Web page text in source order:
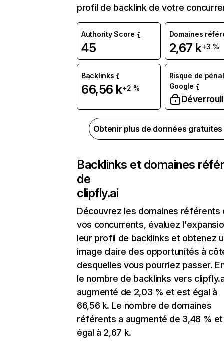
profil de backlink de votre
Authority Score
45
Domaines
2,67 k+3 %
Backlinks
66,56 k+2 %
Risque de
Google
Obtenir plus de données
Backlinks et domaines
de
clipfly.ai
Découvrez les domaines référents
vos concurrents, évaluez
leur profil de backlinks et obtenez
image claire des opportunités à
desquelles vous pourriez passer.
le nombre de backlinks vers
augmenté de 2,03 % et est égal à
66,56 k. Le nombre de domaines
référents a augmenté de 3,48 %
égal à 2,67 k.